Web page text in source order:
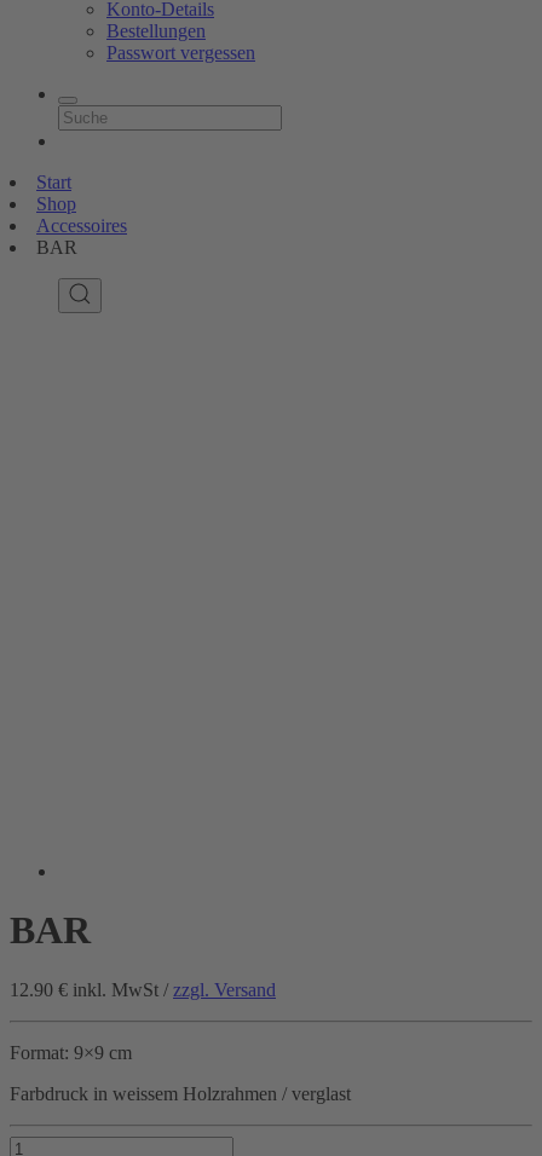
Konto-Details
Bestellungen
Passwort vergessen
Start
Shop
Accessoires
BAR
BAR
12.90 € inkl. MwSt / zzgl. Versand
Format: 9×9 cm
Farbdruck in weissem Holzrahmen / verglast
BAR